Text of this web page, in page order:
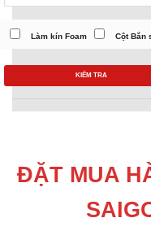
Làm kín Foam Cột Bắn
KIỂM TRA
ĐẶT MUA